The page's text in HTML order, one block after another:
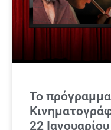
Το
22 Ιανουαρίου